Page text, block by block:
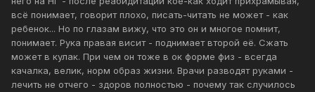
всё понимает, говорит плохо, писать-читать не может - как
ребенок... Но по глазам вижу, что это он и многое помнит,
понимает. Рука правая висит - поднимает второй её. Сжать
может в кулак. При чем он тоже в ок форме физ - всегда
качалка, велик, норм образ жизни. Врачи разводят руками -
лечить не отчего - здоров полностью - почему так случилось